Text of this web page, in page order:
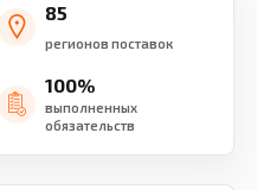
85
регионов поставок
100%
выполненных
обязательств